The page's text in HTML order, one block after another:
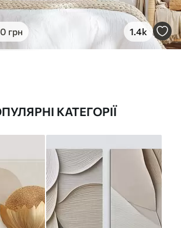
грн 1.4k
КАТЕГОРІЇ